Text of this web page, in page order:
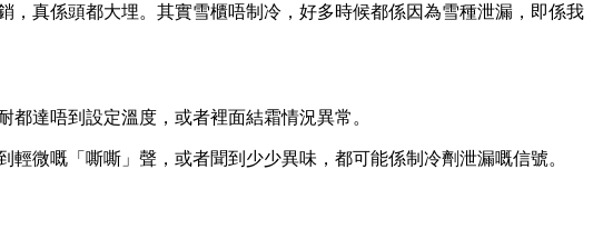
真係頭都大埋。其實雪櫃唔制冷，好多時候都係因為雪種泄漏，即係我
都達唔到設定溫度，或者裡面結霜情況異常。
微嘅「嘶嘶」聲，或者聞到少少異味，都可能係制冷劑泄漏嘅信號。